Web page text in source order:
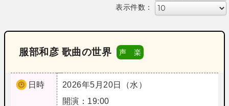
表示件数：
服部和彦 歌曲の世界 声 楽
日時
2026年5月20日（水）
開演：19:00